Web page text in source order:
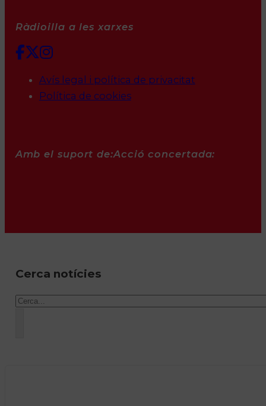
Ràdioilla a les xarxes
Avís legal i política de privacitat
Política de cookies
Amb el suport de:Acció concertada:
Cerca notícies
Cercar